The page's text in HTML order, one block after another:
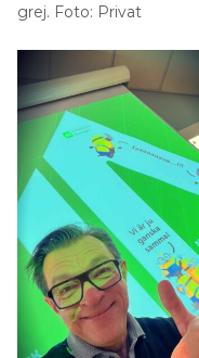
grej. Foto: Privat